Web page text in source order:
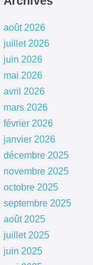
août 2026
juillet 2026
juin 2026
mai 2026
avril 2026
mars 2026
février 2026
janvier 2026
décembre 2025
novembre 2025
octobre 2025
septembre 2025
août 2025
juillet 2025
juin 2025